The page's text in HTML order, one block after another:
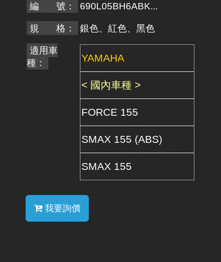
編 號： 690L05BH6ABK...
規 格： 銀色、紅色、黑色
適用車
種：
YAMAHA
< 國內車種 >
FORCE 155
SMAX 155 (ABS)
SMAX 155
我要詢價